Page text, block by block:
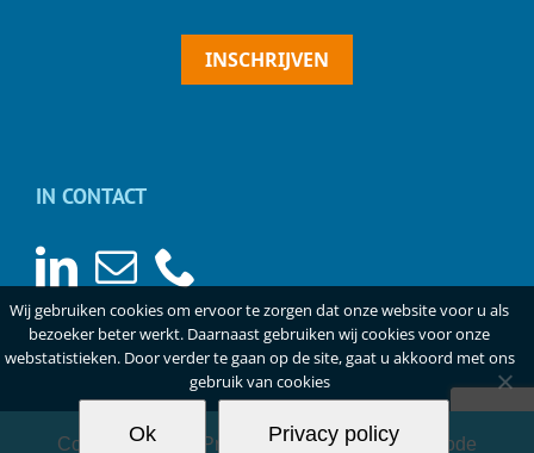
INSCHRIJVEN
IN CONTACT
Copyright2026 | Privacyverklaring|Gedragscode
Wij gebruiken cookies om ervoor te zorgen dat onze website voor u als
bezoeker beter werkt. Daarnaast gebruiken wij cookies voor onze
webstatistieken. Door verder te gaan op de site, gaat u akkoord met ons
gebruik van cookies
Ok Privacy policy